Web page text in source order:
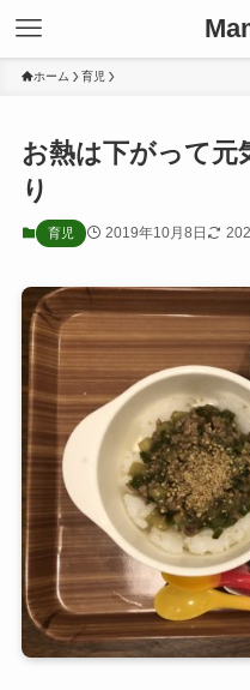
ホーム 育児
お熱は下がって元
り
育児 2019年10月8日